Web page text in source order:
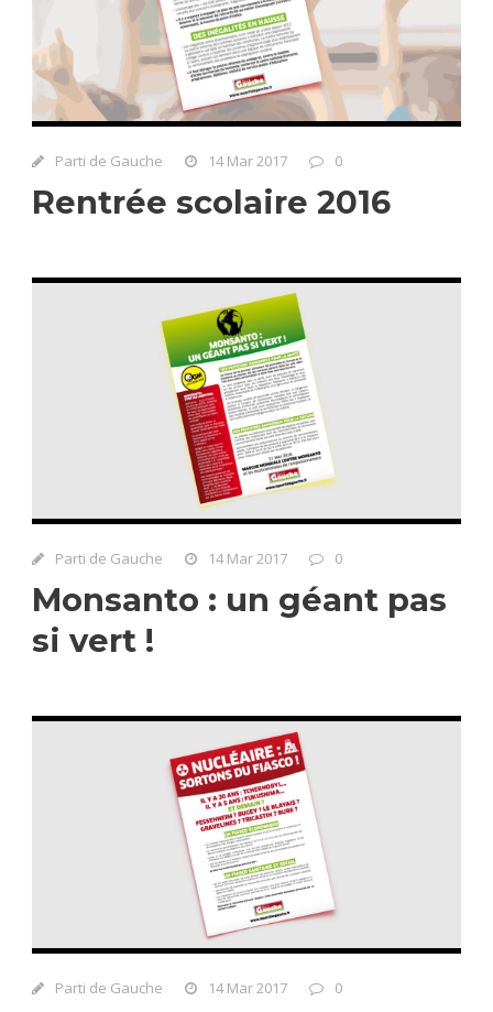
Parti de Gauche 14 Mar 2017 0
Rentrée scolaire 2016
Parti de Gauche 14 Mar 2017 0
Monsanto : un géant pas
si vert !
Parti de Gauche 14 Mar 2017 0